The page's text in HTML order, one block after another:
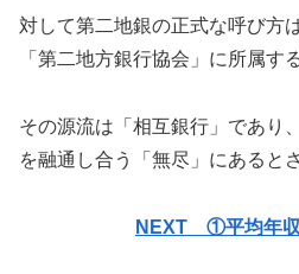
対して第二地銀の正式な呼び方
「第二地方銀行協会」に所属す
その源流は「相互銀行」であり
を融通し合う「無尽」にあると
NEXT ①平均年収